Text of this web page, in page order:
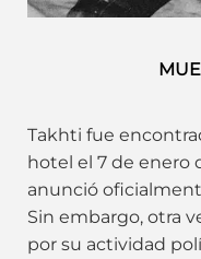
Takhti fue
hotel el 7 de enero
anunció
Sin embargo, otra
por su actividad